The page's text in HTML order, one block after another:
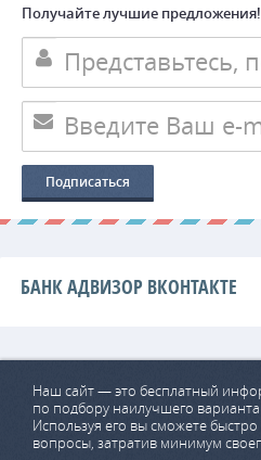
Получайте лучшие предложения!
БАНК АДВИЗОР ВКОНТАКТЕ
Наш сайт — это бесплатный
по подбору наилучшего
Используя его вы сможете
вопросы, затратив минимум